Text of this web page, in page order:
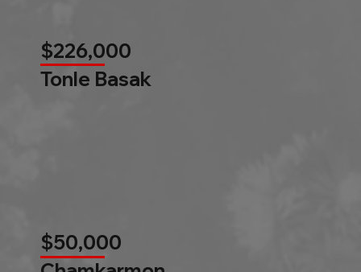
$226,000
Tonle Basak
$50,000